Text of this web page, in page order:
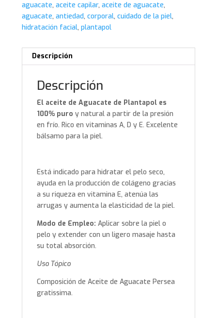
aguacate, aceite capilar, aceite de aguacate,
aguacate, antiedad, corporal, cuidado de la piel,
hidratación facial, plantapol
Descripción
Descripción
El aceite de Aguacate de Plantapol es
100% puro y natural a partir de la presión
en frío. Rico en vitaminas A, D y E. Excelente
bálsamo para la piel.
Está indicado para hidratar el pelo seco,
ayuda en la producción de colágeno gracias
a su riqueza en vitamina E, atenúa las
arrugas y aumenta la elasticidad de la piel.
Modo de Empleo: Aplicar sobre la piel o
pelo y extender con un ligero masaje hasta
su total absorción.
Uso Tópico
Composición de Aceite de Aguacate Persea
gratissima.